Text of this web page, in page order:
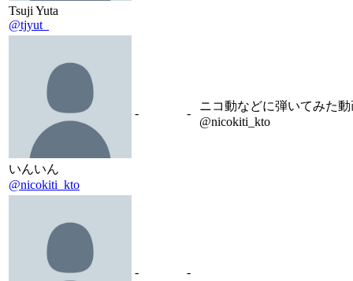
Tsuji Yuta
@tjyut_
いんいん
@nicokiti_kto
- -
ニコ動などに弾いてみた
@nicokiti_kto
- -